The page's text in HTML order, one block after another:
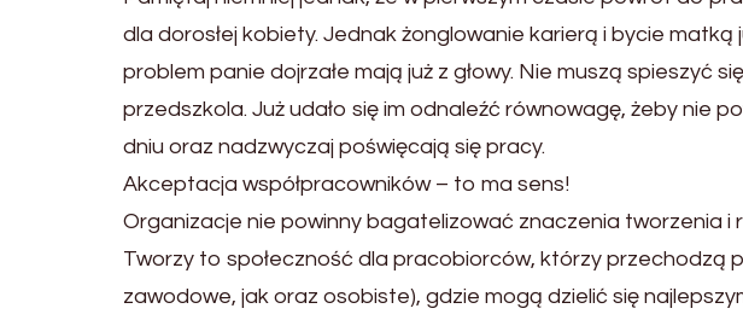
dla dorosłej kobiety. Jednak żonglowanie karierą i bycie
problem panie dojrzałe mają już z głowy. Nie muszą spieszyć
przedszkola. Już udało się im odnaleźć równowagę, żeby nie
dniu oraz nadzwyczaj poświęcają się pracy.
Akceptacja współpracowników – to ma sens!
Organizacje nie powinny bagatelizować znaczenia tworzenia
Tworzy to społeczność dla pracobiorców, którzy przechodzą
zawodowe, jak oraz osobiste), gdzie mogą dzielić się